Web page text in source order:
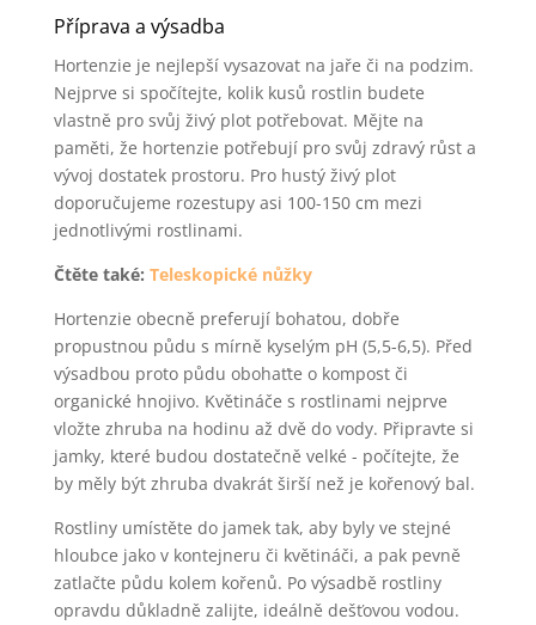
Příprava a výsadba
Hortenzie je nejlepší vysazovat na jaře či na podzim.
Nejprve si spočítejte, kolik kusů rostlin budete
vlastně pro svůj živý plot potřebovat. Mějte na
paměti, že hortenzie potřebují pro svůj zdravý růst a
vývoj dostatek prostoru. Pro hustý živý plot
doporučujeme rozestupy asi 100-150 cm mezi
jednotlivými rostlinami.
Čtěte také: Teleskopické nůžky
Hortenzie obecně preferují bohatou, dobře
propustnou půdu s mírně kyselým pH (5,5-6,5). Před
výsadbou proto půdu obohaťte o kompost či
organické hnojivo. Květináče s rostlinami nejprve
vložte zhruba na hodinu až dvě do vody. Připravte si
jamky, které budou dostatečně velké - počítejte, že
by měly být zhruba dvakrát širší než je kořenový bal.
Rostliny umístěte do jamek tak, aby byly ve stejné
hloubce jako v kontejneru či květináči, a pak pevně
zatlačte půdu kolem kořenů. Po výsadbě rostliny
opravdu důkladně zalijte, ideálně dešťovou vodou.